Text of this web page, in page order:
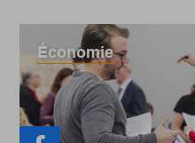
Économie